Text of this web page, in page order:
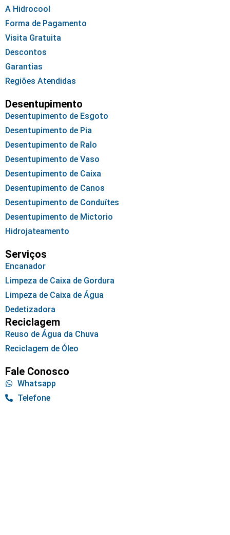
A Hidrocool
Forma de Pagamento
Visita Gratuita
Descontos
Garantias
Regiões Atendidas
Desentupimento
Desentupimento de Esgoto
Desentupimento de Pia
Desentupimento de Ralo
Desentupimento de Vaso
Desentupimento de Caixa
Desentupimento de Canos
Desentupimento de Conduítes
Desentupimento de Mictorio
Hidrojateamento
Serviços
Encanador
Limpeza de Caixa de Gordura
Limpeza de Caixa de Água
Dedetizadora
Reciclagem
Reuso de Água da Chuva
Reciclagem de Óleo
Fale Conosco
Whatsapp
Telefone